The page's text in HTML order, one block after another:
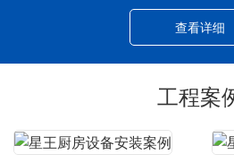
查看详细
工程案